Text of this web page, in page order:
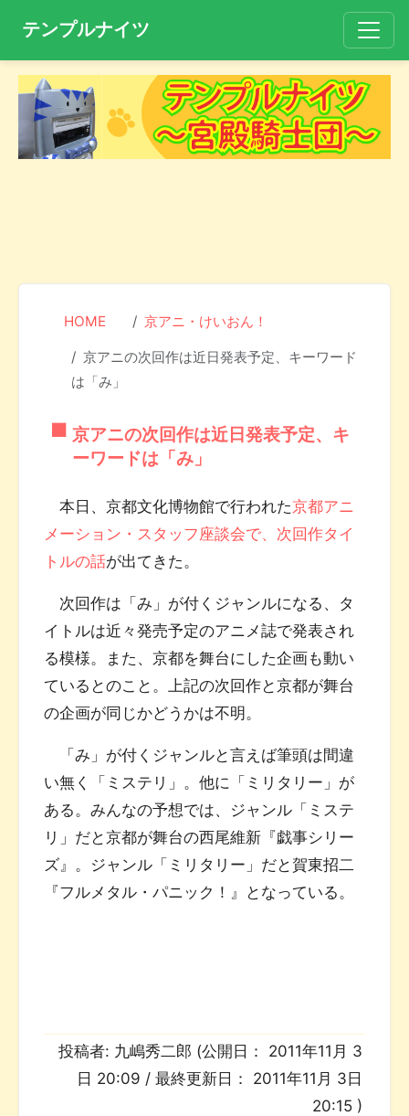
テンプルナイツ
HOME 京アニ・けいおん！
京アニの次回作は近日発表予定、キーワード
は「み」
京アニの次回作は近日発表予定、キ
ーワードは「み」
本日、京都文化博物館で行われた京都アニ
メーション・スタッフ座談会で、次回作タイ
トルの話が出てきた。
次回作は「み」が付くジャンルになる、タ
イトルは近々発売予定のアニメ誌で発表され
る模様。また、京都を舞台にした企画も動い
ているとのこと。上記の次回作と京都が舞台
の企画が同じかどうかは不明。
「み」が付くジャンルと言えば筆頭は間違
い無く「ミステリ」。他に「ミリタリー」が
ある。みんなの予想では、ジャンル「ミステ
リ」だと京都が舞台の西尾維新『戯事シリー
ズ』。ジャンル「ミリタリー」だと賀東招二
『フルメタル・パニック！』となっている。
投稿者: 九嶋秀二郎 (公開日： 2011年11月 3
日 20:09 / 最終更新日： 2011年11月 3日
20:15 )